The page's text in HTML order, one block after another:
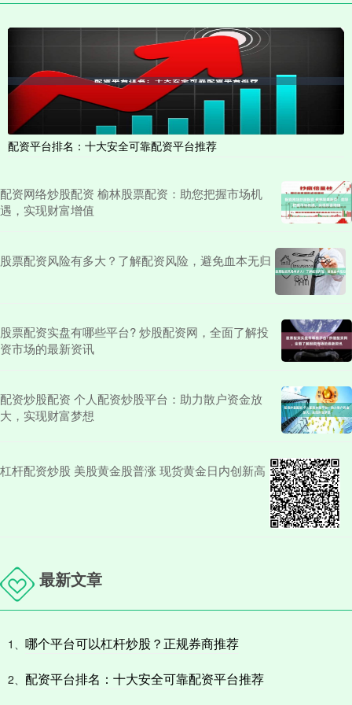
配资平台排名：十大安全可靠配资平台推荐
配资网络炒股配资 榆林股票配资：助您把握市场机
遇，实现财富增值
股票配资风险有多大？了解配资风险，避免血本无归
股票配资实盘有哪些平台? 炒股配资网，全面了解投
资市场的最新资讯
配资炒股配资 个人配资炒股平台：助力散户资金放
大，实现财富梦想
杠杆配资炒股 美股黄金股普涨 现货黄金日内创新高
最新文章
1、 哪个平台可以杠杆炒股？正规券商推荐
2、 配资平台排名：十大安全可靠配资平台推荐